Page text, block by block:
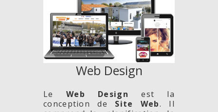
Web Design
Le Web Design est la
conception de Site Web. Il